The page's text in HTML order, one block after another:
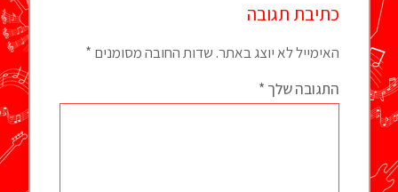
כתיבת תגובה
האימייל לא יוצג באתר. שדות החובה מסומנים *
התגובה שלך *